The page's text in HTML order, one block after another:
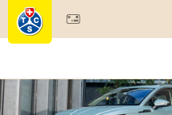
Membres & prestations
Tests, sécurité & santé